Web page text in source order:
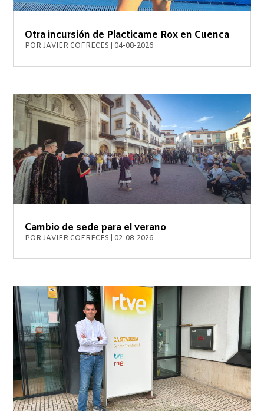
Otra incursión de Placticame Rox en Cuenca
PORJAVIER COFRECES 04-08-2026
Cambio de sede para el verano
PORJAVIER COFRECES 02-08-2026